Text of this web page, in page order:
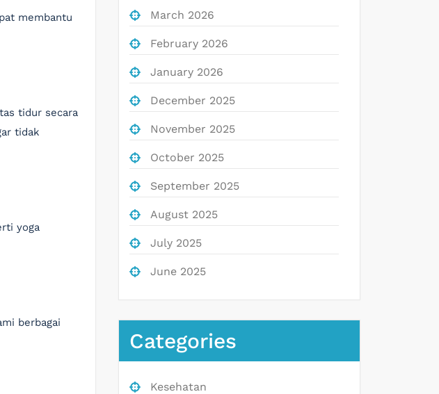
membantu
tidur secara
tidak
yoga
berbagai
March 2026
February 2026
January 2026
December 2025
November 2025
October 2025
September 2025
August 2025
July 2025
June 2025
Categories
Kesehatan